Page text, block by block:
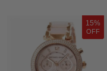
15%
OFF